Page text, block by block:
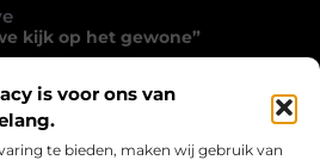
is voor ons van
te bieden, maken wij gebruik van
kijk op het gewone”
je het alledaagse opnieuw
blogs die inspireren,
tot iets bijzonders maken.